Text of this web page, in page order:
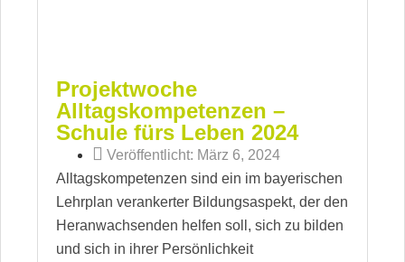
Projektwoche
Alltagskompetenzen –
Schule fürs Leben 2024
Veröffentlicht: März 6, 2024
Alltagskompetenzen sind ein im bayerischen
Lehrplan verankerter Bildungsaspekt, der den
Heranwachsenden helfen soll, sich zu bilden
und sich in ihrer Persönlichkeit